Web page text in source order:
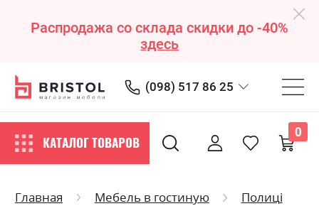
Распродажа со склада скидки до -40%
здесь
(098) 517 86 25
КАТАЛОГ ТОВАРОВ
0
Главная Мебель в гостиную
Полиці